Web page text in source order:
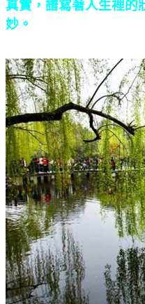
真實，譜寫著人生裡的
妙。